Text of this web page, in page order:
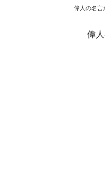
偉人の名言
偉